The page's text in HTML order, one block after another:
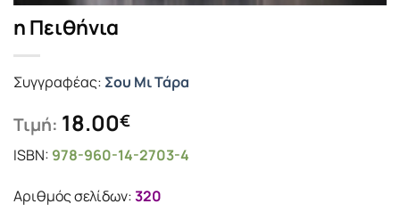
η Πειθήνια
Συγγραφέας: Σου Μι Τάρα
Τιμή: 18.00€
ISBN: 978-960-14-2703-4
Αριθμός σελίδων:320